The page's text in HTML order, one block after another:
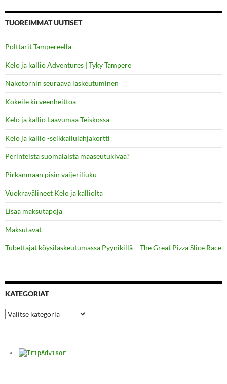
TUOREIMMAT UUTISET
Polttarit Tampereella
Kelo ja kallio Adventures | Tyky Tampere
Näkötornin seuraava laskeutuminen
Kokeile kirveenheittoa
Kelo ja kallio Laavumaa Teiskossa
Kelo ja kallio -seikkailulahjakortti
Perinteistä suomalaista maaseutukivaa?
Pirkanmaan pisin vaijeriliuku
Vuokravälineet Kelo ja kalliolta
Lisää maksutapoja
Maksutavat
Tubettajat köysilaskeutumassa Pyynikillä – The Great Pizza Slice Race
KATEGORIAT
Kategoriat